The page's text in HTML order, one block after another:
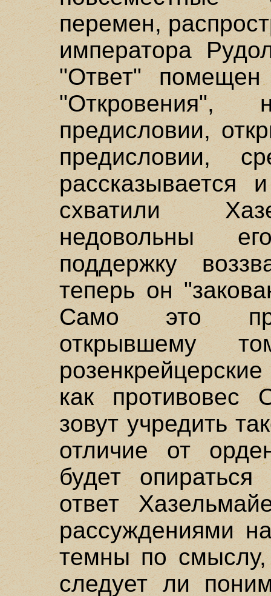
перемен,
императора
"Ответ"
предисловии,
предисловии,
рассказывается
схватили
недовольны
поддержку
теперь он
Само это
открывшему
как противовес
зовут учредить
отличие от
будет
ответ
рассуждениями
темны по смыслу,
следует ли